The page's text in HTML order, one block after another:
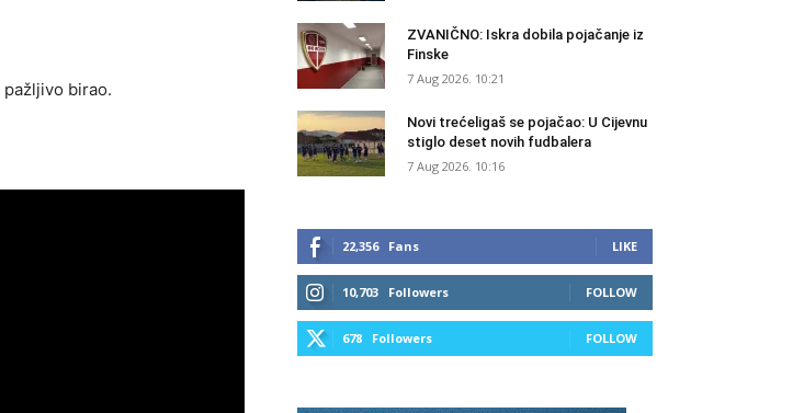
pažljivo birao.
ZVANIČNO: Iskra dobila pojačanje iz
Finske
7 Aug 2026. 10:21
Novi trećeligaš se pojačao: U Cijevnu
stiglo deset novih fudbalera
7 Aug 2026. 10:16
22,356 Fans LIKE
10,703 Followers FOLLOW
678 Followers FOLLOW